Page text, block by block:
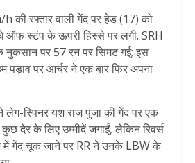
की रफ्तार वाली गेंद पर हेड (17) को
ऑफ स्टंप के ऊपरी हिस्से पर लगी. SRH
पर 57 रन पर सिमट गई; इस
पड़ाव पर आर्चर ने एक बार फिर अपना
स्पिनर यश राज पुंजा की गेंद पर एक
देर के लिए उम्मीदें जगाईं, लेकिन रिवर्स
में गेंद चूक जाने पर RR ने उनके LBW के